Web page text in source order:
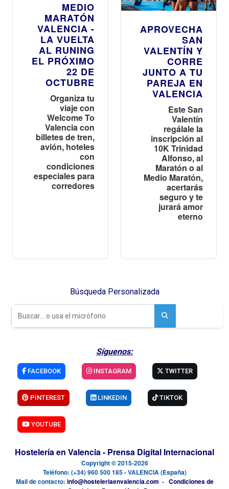
MEDIO
MARATÓN
VALENCIA -
LA VUELTA
AL RUNING
EL PRÓXIMO
22 DE
OCTUBRE
Organiza tu
viaje con
Welcome To
Valencia con
billetes de tren,
avión, hoteles
con
condiciones
especiales para
corredores
APROVECHA
SAN
VALENTÍN Y
CORRE
JUNTO A TU
PAREJA EN
VALENCIA
Este San
Valentín
regálale la
inscripción al
10K Trinidad
Alfonso, al
Maratón o al
Medio Maratón,
acertarás
seguro y te
jurará amor
eterno
Búsqueda Personalizada
Síguenos:
FACEBOOK INSTAGRAM TWITTER
PINTEREST LINKEDIN TIKTOK
YOUTUBE
Hostelería en Valencia - Prensa Digital Internacional
Copyright © 2015-2026
Teléfono: (+34) 960 500 185 - VALENCIA (España)
Mail de contacto: info@hosteleriaenvalencia.com - Condiciones de